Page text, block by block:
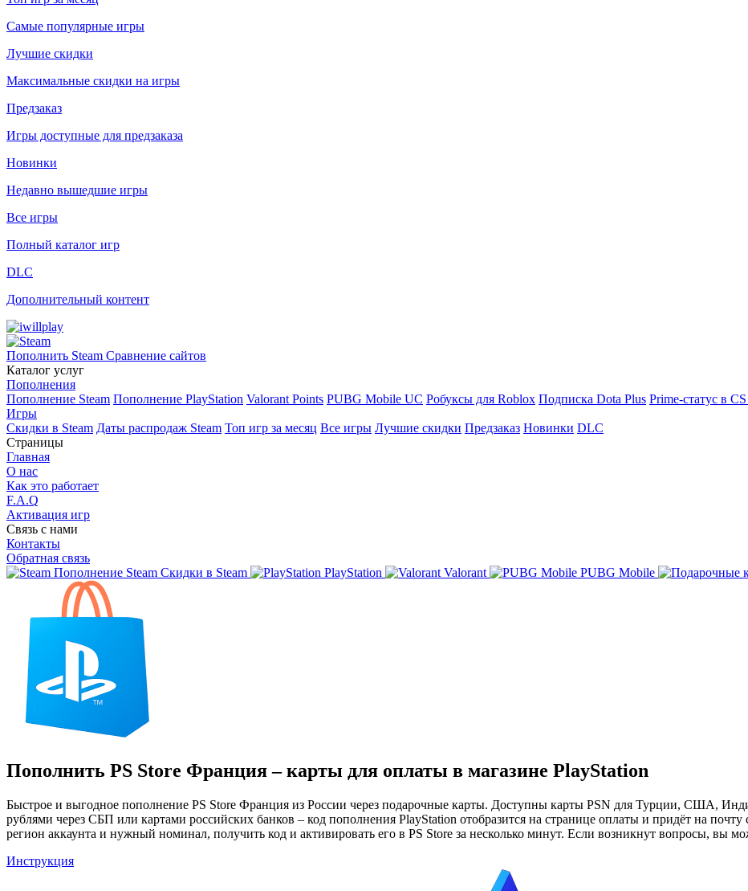
Самые популярные игры
Лучшие скидки
Максимальные скидки на игры
Предзаказ
Игры доступные для предзаказа
Новинки
Недавно вышедшие игры
Все игры
Полный каталог игр
DLC
Дополнительный контент
Пополнить Steam Сравнение сайтов
Каталог услуг
Пополнения
Пополнение Steam Пополнение PlayStation Valorant Points PUBG Mobile UC Робуксы для Roblox Подписка Dota Plus Prime-статус в
Игры
Скидки в Steam Даты распродаж Steam Топ игр за месяц Все игры Лучшие скидки Предзаказ Новинки DLC
Страницы
Главная
О нас
Как это работает
F.A.Q
Активация игр
Связь с нами
Контакты
Обратная связь
Пополнение Steam Скидки в Steam PlayStation Valorant PUBG Mobile
Пополнить PS Store Франция – карты для оплаты в магазине PlayStation
Быстрое и выгодное пополнение PS Store Франция из России через подарочные карты. Доступны карты PSN для Турции, США,
рублями через СБП или картами российских банков – код пополнения PlayStation отобразится на странице оплаты и придёт на
регион аккаунта и нужный номинал, получить код и активировать его в PS Store за несколько минут. Если возникнут вопросы, вы
Инструкция